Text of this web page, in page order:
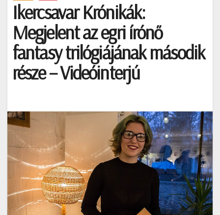
Ikercsavar Krónikák:
Megjelent az egri írónő
fantasy trilógiájának második
része – Videóinterjú